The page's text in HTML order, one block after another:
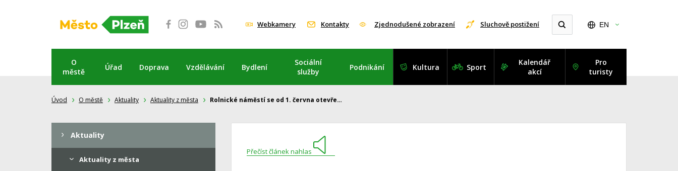
Webkamery Kontakty Zjednodušené zobrazení Sluchově postižení EN
O
městě
Úřad Doprava Vzdělávání Bydlení
Sociální
služby
Podnikání Kultura Sport
Kalendář
akcí
Pro
turisty
Úvod O městě Aktuality Aktuality z města Rolnické náměstí se od 1. června otevře…
Přečíst článek nahlas
Aktuality
Aktuality z města